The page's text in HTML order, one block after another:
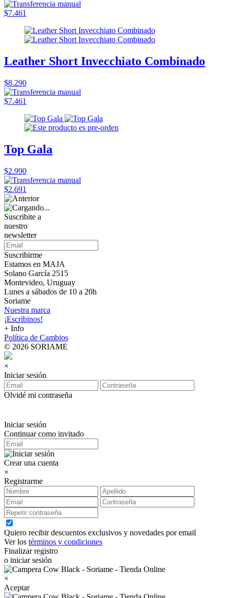
$7.461
Leather Short Invecchiato Combinado
$8.290
$7.461
Top Gala
$2.990
$2.691
Suscribite a
nuestro
newsletter
Suscribirme
Estamos en MAJA
Solano García 2515
Montevideo, Uruguay
Lunes a sábados de 10 a 20h
Soriame
Nuestra marca
¡Escribinos!
+ Info
Política de Cambios
© 2026 SORIAME
×
Iniciar sesión
Olvidé mi contraseña
Iniciar sesión
Continuar como invitado
Crear una cuenta
×
Registrarme
Quiero recibir descuentos exclusivos y novedades por email
Ver los términos y condiciones
Finalizar registro
o iniciar sesión
×
Aceptar